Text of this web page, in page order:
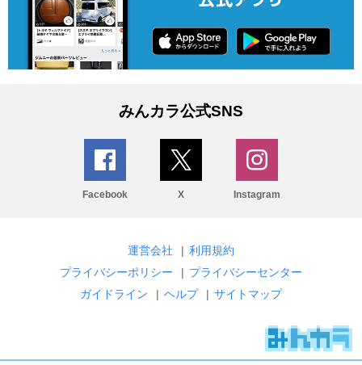
みんカラ公式SNS
Facebook X Instagram
運営会社 | 利用規約
プライバシーポリシー
| プライバシーセンター
ガイドライン
| ヘルプ | サイトマップ